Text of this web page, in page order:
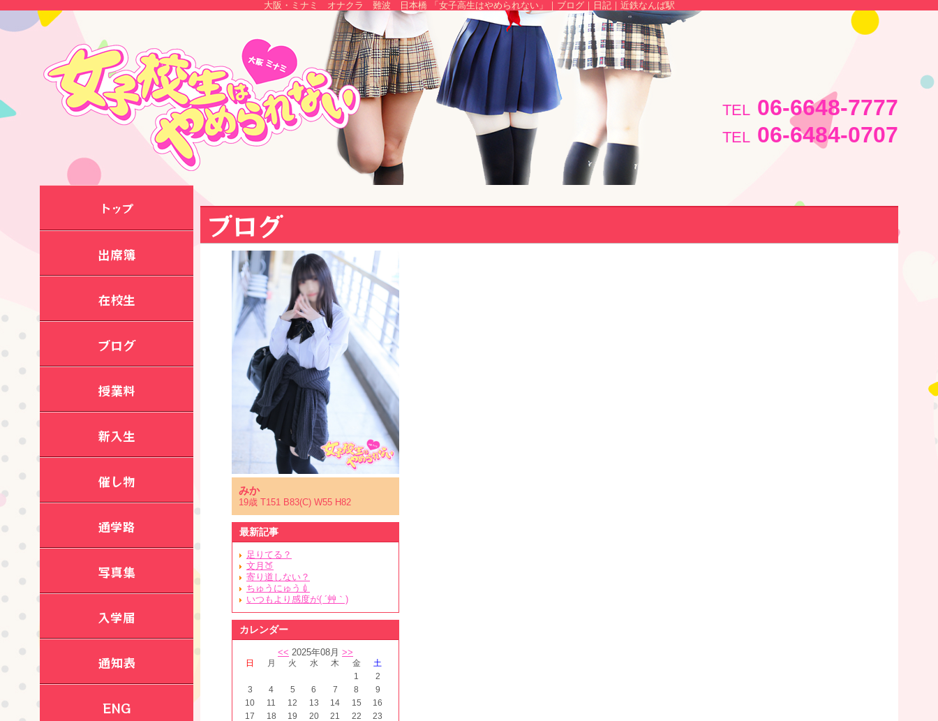
大阪・ミナミ オナクラ 難波 日本橋 「女子高生はやめられない」｜ブログ｜日記｜近鉄なんば駅
TEL 06-6648-7777
TEL 06-6484-0707
トップ
出席簿
在校生
ブログ
授業料
新入生
催し物
通学路
写真集
入学届
通知表
ENG
ブログ
みか
19歳 T151 B83(C) W55 H82
最新記事
足りてる？
文月🍑
寄り道しない？
ちゅうにゅう💉
いつもより感度が( ´艸｀)
カレンダー
<< 2025年08月 >>
日 月 火 水 木 金
土
1
2
3
4 5 6 7 8
9
10
11 12 13 14 15
16
17
18 19 20 21 22
23